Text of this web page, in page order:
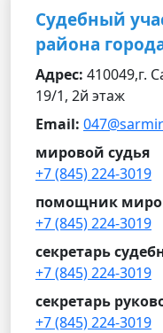
Судебный
района
Адрес: 410049,г.
19/1, 2й этаж
Email:
мировой судья
+7 (845) 224-3019
помощник
+7 (845) 224-3019
секретарь
+7 (845) 224-3019
секретарь
+7 (845) 224-3019